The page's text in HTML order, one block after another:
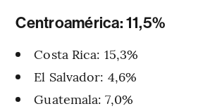
Centroamérica: 11,5%
Costa Rica: 15,3%
El Salvador: 4,6%
Guatemala: 7,0%